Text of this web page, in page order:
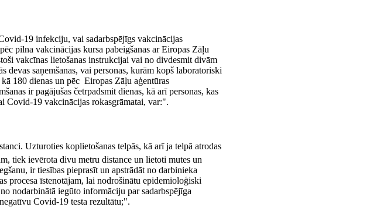
19 infekciju, vai sadarbspējīgs vakcinācijas
pilna vakcinācijas kursa pabeigšanas ar Eiropas Zāļu
vakcīnas lietošanas instrukcijai vai no divdesmit divām
saņemšanas, vai personas, kurām kopš laboratoriski
180 dienas un pēc Eiropas Zāļu aģentūras
ir pagājušas četrpadsmit dienas, kā arī personas, kas
Covid-19 vakcinācijas rokasgrāmatai, var:".
Uzturoties koplietošanas telpās, kā arī ja telpā atrodas
tiek ievērota divu metru distance un lietoti mutes un
ir tiesības pieprasīt un apstrādāt no darbinieka
procesa īstenotājam, lai nodrošinātu epidemioloģiski
nodarbinātā iegūto informāciju par sadarbspējīga
Covid-19 testa rezultātu;".